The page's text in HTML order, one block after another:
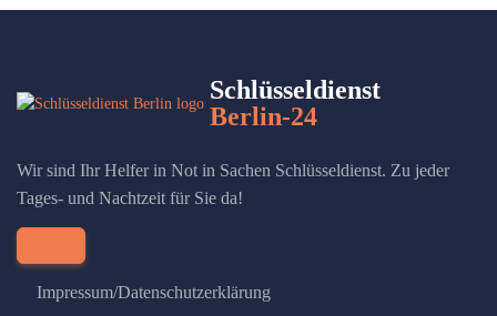
Schlüsseldienst
Berlin-24
Wir sind Ihr Helfer in Not in Sachen Schlüsseldienst. Zu jeder
Tages- und Nachtzeit für Sie da!
Impressum/Datenschutzerklärung